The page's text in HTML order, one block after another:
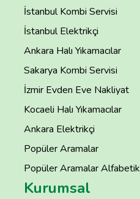
İstanbul Kombi Servisi
İstanbul Elektrikçi
Ankara Halı Yıkamacılar
Sakarya Kombi Servisi
İzmir Evden Eve Nakliyat
Kocaeli Halı Yıkamacılar
Ankara Elektrikçi
Popüler Aramalar
Popüler Aramalar Alfabetik
Kurumsal